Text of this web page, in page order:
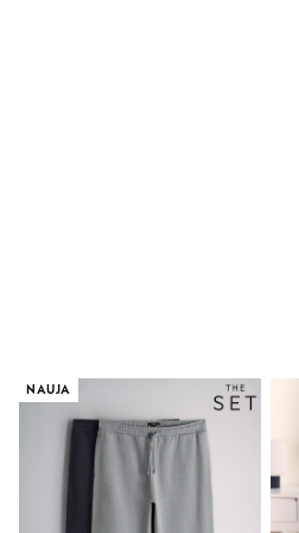
HOLIDAY SHOP
Women's Holiday Shop
All Swimwear
All Beachwear
Bags & Accessories
Beach Dresses & Kaftans
NAUJA